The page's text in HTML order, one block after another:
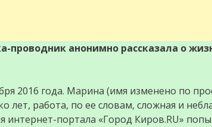
проводник анонимно рассказала о
2016 года. Марина (имя изменено по
лет, работа, по ее словам, сложная и
интернет-портала «Город Киров.RU»